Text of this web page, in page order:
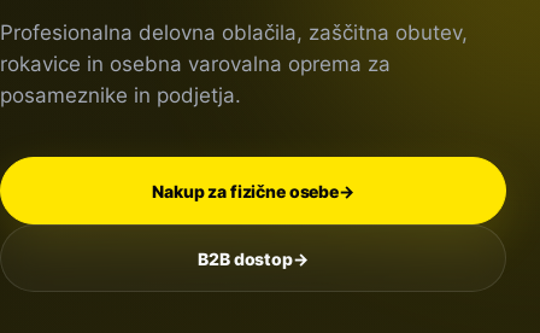
Profesionalna delovna oblačila, zaščitna obutev,
rokavice in osebna varovalna oprema za
posameznike in podjetja.
Nakup za fizične osebe→
B2B dostop→
Na